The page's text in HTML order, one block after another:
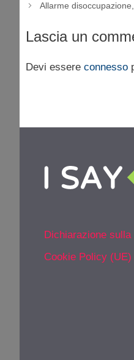
Allarme
Lascia un
Devi essere connesso
Dichiarazione
Cookie Policy (UE)